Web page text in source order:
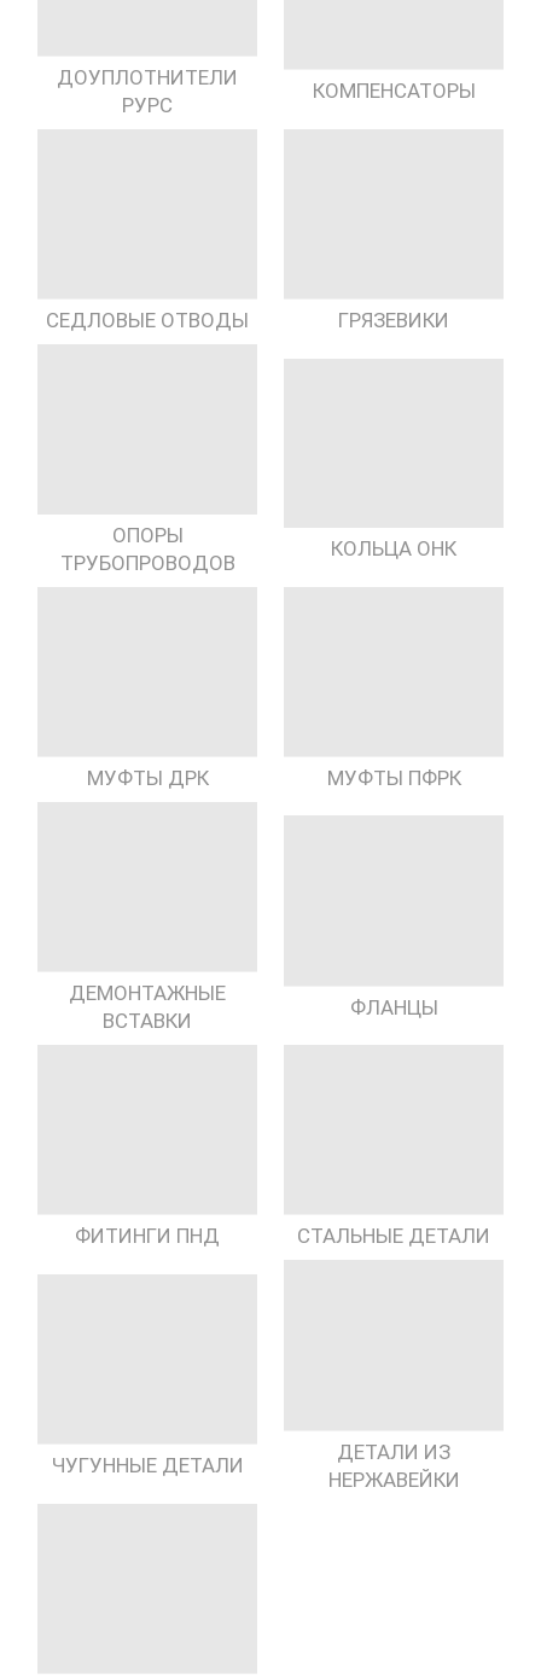
ДОУПЛОТНИТЕЛИ
РУРС
КОМПЕНСАТОРЫ
СЕДЛОВЫЕ ОТВОДЫ ГРЯЗЕВИКИ
ОПОРЫ
ТРУБОПРОВОДОВ
КОЛЬЦА ОНК
МУФТЫ ДРК МУФТЫ ПФРК
ДЕМОНТАЖНЫЕ
ВСТАВКИ
ФЛАНЦЫ
ФИТИНГИ ПНД СТАЛЬНЫЕ ДЕТАЛИ
ЧУГУННЫЕ ДЕТАЛИ
ДЕТАЛИ ИЗ
НЕРЖАВЕЙКИ